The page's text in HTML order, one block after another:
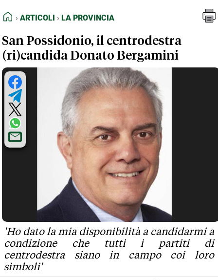
FEED RSS
NORMATIVE DEONTOLOGICHE
TERMINI e CONDIZIONI
Articoli
La Provincia
HOME
ARTICOLI LA PROVINCIA
San Possidonio, il centrodestra
(ri)candida Donato Bergamini
'Ho dato la mia disponibilità a candidarmi a
condizione che tutti i partiti di
centrodestra siano in campo coi loro
simboli'